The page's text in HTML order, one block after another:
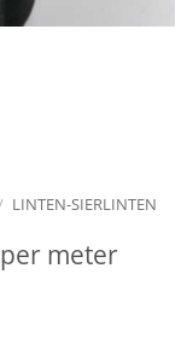
LINTEN-SIERLINTEN
meter